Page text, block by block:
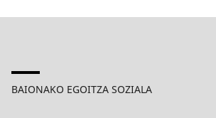
BAIONAKO EGOITZA SOZIALA